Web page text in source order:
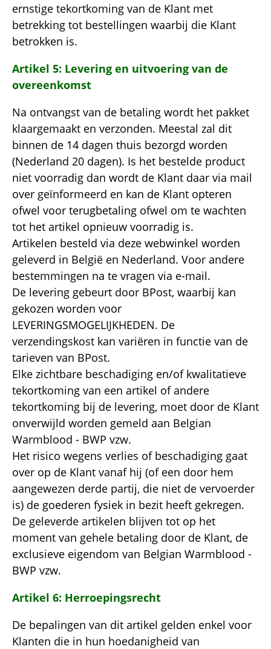
ernstige tekortkoming van de Klant met
betrekking tot bestellingen waarbij die Klant
betrokken is.
Artikel 5: Levering en uitvoering van de
overeenkomst
Na ontvangst van de betaling wordt het pakket
klaargemaakt en verzonden. Meestal zal dit
binnen de 14 dagen thuis bezorgd worden
(Nederland 20 dagen). Is het bestelde product
niet voorradig dan wordt de Klant daar via mail
over geïnformeerd en kan de Klant opteren
ofwel voor terugbetaling ofwel om te wachten
tot het artikel opnieuw voorradig is.
Artikelen besteld via deze webwinkel worden
geleverd in België en Nederland. Voor andere
bestemmingen na te vragen via e-mail.
De levering gebeurt door BPost, waarbij kan
gekozen worden voor
LEVERINGSMOGELIJKHEDEN. De
verzendingskost kan variëren in functie van de
tarieven van BPost.
Elke zichtbare beschadiging en/of kwalitatieve
tekortkoming van een artikel of andere
tekortkoming bij de levering, moet door de Klant
onverwijld worden gemeld aan Belgian
Warmblood - BWP vzw.
Het risico wegens verlies of beschadiging gaat
over op de Klant vanaf hij (of een door hem
aangewezen derde partij, die niet de vervoerder
is) de goederen fysiek in bezit heeft gekregen.
De geleverde artikelen blijven tot op het
moment van gehele betaling door de Klant, de
exclusieve eigendom van Belgian Warmblood -
BWP vzw.
Artikel 6: Herroepingsrecht
De bepalingen van dit artikel gelden enkel voor
Klanten die in hun hoedanigheid van